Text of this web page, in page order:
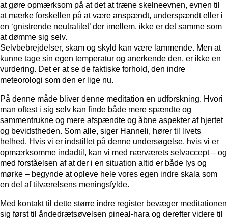
at gøre opmærksom på at det at træne skelneevnen, evnen til
at mærke forskellen på at være anspændt, underspændt eller i
en ‘gnistrende neutralitet’ der imellem, ikke er det samme som
at dømme sig selv.
Selvbebrejdelser, skam og skyld kan være lammende. Men at
kunne tage sin egen temperatur og anerkende den, er ikke en
vurdering. Det er at se de faktiske forhold, den indre
meteorologi som den er lige nu.
På denne måde bliver denne meditation en udforskning. Hvori
man oftest i sig selv kan finde både mere spændte og
sammentrukne og mere afspændte og åbne aspekter af hjertet
og bevidstheden. Som alle, siger Hanneli, hører til livets
helhed. Hvis vi er indstillet på denne undersøgelse, hvis vi er
opmærksomme indadtil, kan vi med nærværets selvaccept – og
med forståelsen af at der i en situation altid er både lys og
mørke – begynde at opleve hele vores egen indre skala som
en del af tilværelsens meningsfylde.
Med kontakt til dette større indre register bevæger meditationen
sig først til åndedrætsøvelsen pineal-hara og derefter videre til